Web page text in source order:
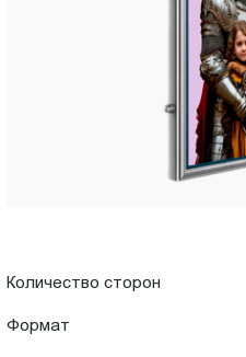
Хабаровск
Количество сторон
Формат